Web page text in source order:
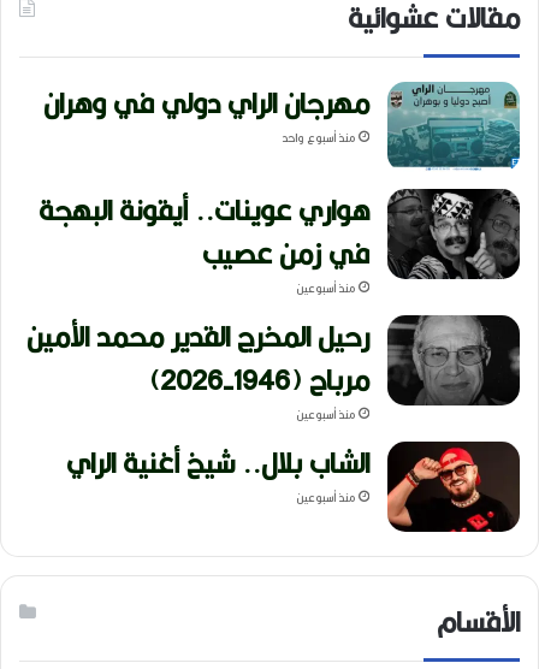
مقالات عشوائية
مهرجان الراي دولي في وهران
منذ أسبوع واحد
هواري عوينات.. أيقونة البهجة
في زمن عصيب
منذ أسبوعين
رحيل المخرج القدير محمد الأمين
مرباح (1946-2026)
منذ أسبوعين
الشاب بلال.. شيخ أغنية الراي
منذ أسبوعين
الأقسام